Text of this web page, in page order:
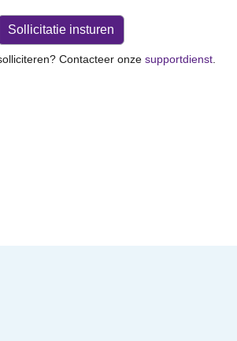
Contacteer onze supportdienst.